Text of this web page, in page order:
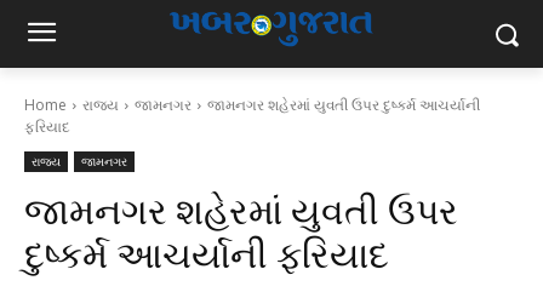
Home રાજ્ય જામનગર
જામનગર શહેરમાં યુવતી ઉપર દુષ્કર્મ આચર્યાની
ફરિયાદ
રાજ્ય જામનગર
જામનગર શહેરમાં યુવતી ઉપર
દુષ્કર્મ આચર્યાની ફરિયાદ